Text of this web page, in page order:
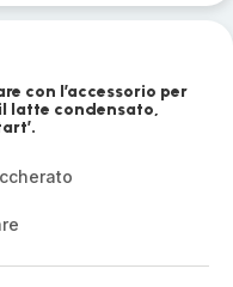
con l’accessorio per
latte condensato,